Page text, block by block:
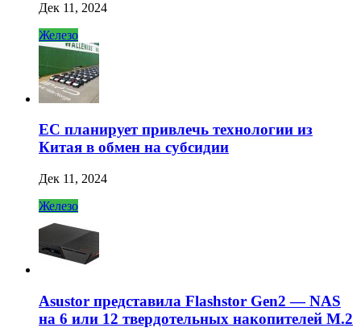
Дек 11, 2024
Железо
ЕС планирует привлечь технологии из
Китая в обмен на субсидии
Дек 11, 2024
Железо
Asustor представила Flashstor Gen2 — NAS
на 6 или 12 твердотельных накопителей M.2